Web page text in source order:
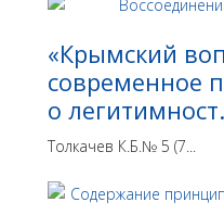
«Крымский
современное
о
Толкачев К.Б.№ 5 (7...